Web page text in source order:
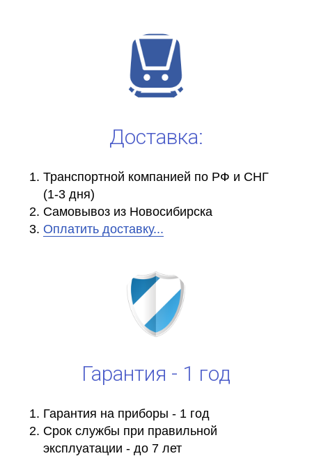
Доставка:
Транспортной компанией по РФ и СНГ
(1-3 дня)
Самовывоз из Новосибирска
Оплатить доставку...
Гарантия - 1 год
Гарантия на приборы - 1 год
Срок службы при правильной
эксплуатации - до 7 лет